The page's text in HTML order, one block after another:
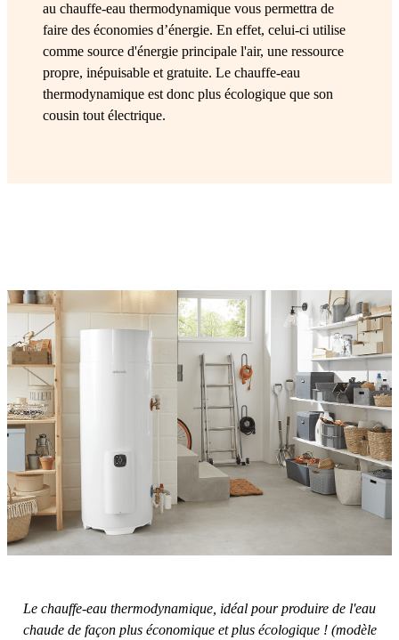
au chauffe-eau thermodynamique vous permettra de
faire des économies d’énergie. En effet, celui-ci utilise
comme source d'énergie principale l'air, une ressource
propre, inépuisable et gratuite. Le chauffe-eau
thermodynamique est donc plus écologique que son
cousin tout électrique.
Le chauffe-eau thermodynamique, idéal pour produire de l'eau
chaude de façon plus économique et plus écologique ! (modèle